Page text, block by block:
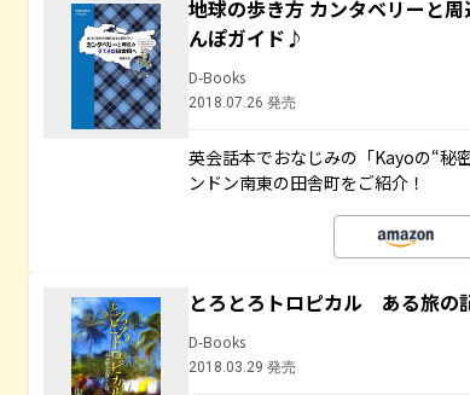
地球の歩き方 カンタベリーと
んぽガイド♪
D-Books
2018.07.26 発売
英会話本でおなじみの「Kayoの“秘
ンドン南東の田舎町をご紹介！
とろとろトロピカル ある旅
D-Books
2018.03.29 発売